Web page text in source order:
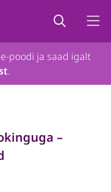
poodi ja saad igalt
.
–